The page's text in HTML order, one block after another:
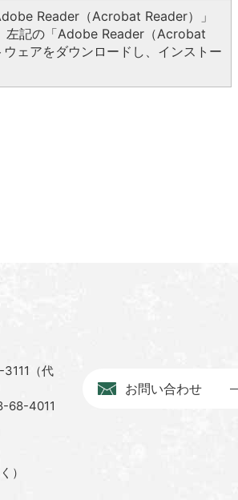
Reader（Acrobat Reader）」
左記の「Adobe Reader（Acrobat
ェアをダウンロードし、インストー
（代
68-4011
お問い合わせ
）